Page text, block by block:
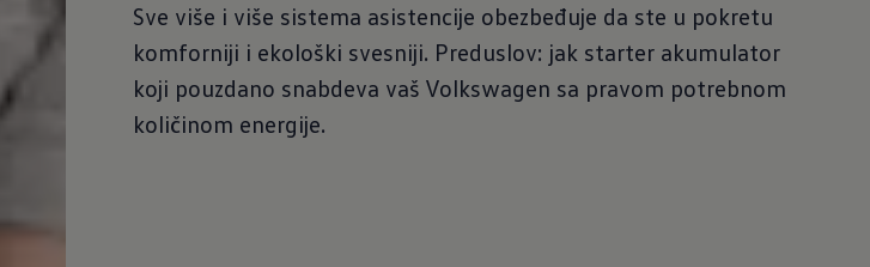
Sve više i više sistema asistencije obezbeđuje da ste u pokretu
komforniji i ekološki svesniji. Preduslov: jak starter akumulator
koji pouzdano snabdeva vaš Volkswagen sa pravom potrebnom
količinom energije.